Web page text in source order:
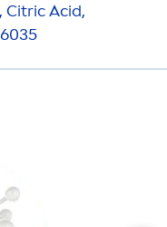
Citric Acid,